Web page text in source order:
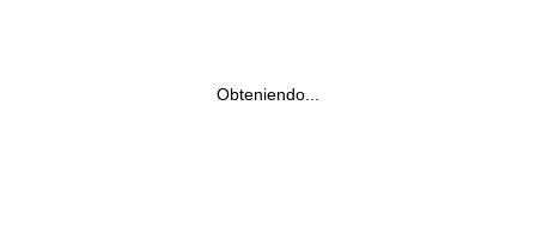
Obteniendo...